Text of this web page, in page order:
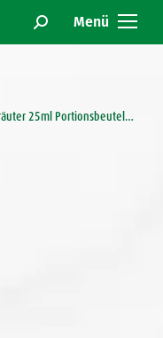
Menü
Search:
25ml Portionsbeutel…